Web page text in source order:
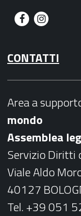
F
c
e
o
k
I
s
t
r
a
m
CONTATTI
Area a
mondo
Assemblea
Servizio Diritti
Viale Aldo
40127
Tel. +39 051